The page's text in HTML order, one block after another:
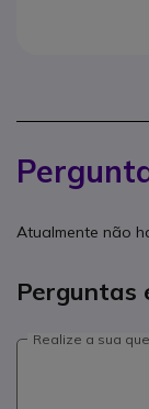
Atualmente não
Perguntas
Realize a sua